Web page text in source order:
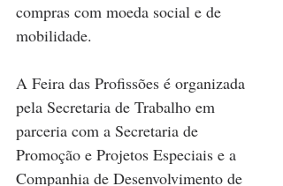
compras com moeda social e de
mobilidade.
A Feira das Profissões é organizada
pela Secretaria de Trabalho em
parceria com a Secretaria de
Promoção e Projetos Especiais e a
Companhia de Desenvolvimento de